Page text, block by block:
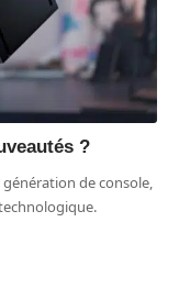
?
de console,